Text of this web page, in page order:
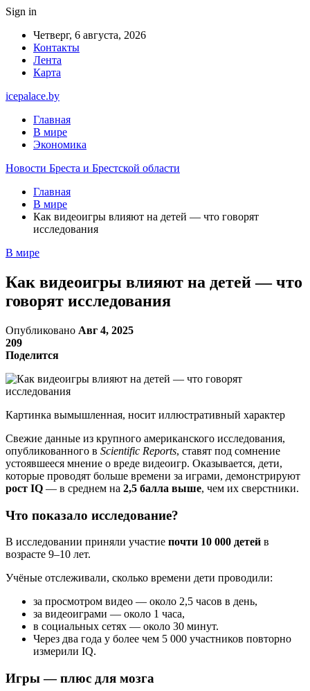
Sign in
Четверг, 6 августа, 2026
Контакты
Лента
Карта
icepalace.by
Главная
В мире
Экономика
Новости Бреста и Брестской области
Главная
В мире
Как видеоигры влияют на детей — что говорят
исследования
В мире
Как видеоигры влияют на детей — что
говорят исследования
Опубликовано Авг 4, 2025
209
Поделится
Картинка вымышленная, носит иллюстративный характер
Свежие данные из крупного американского исследования,
опубликованного в Scientific Reports, ставят под сомнение
устоявшееся мнение о вреде видеоигр. Оказывается, дети,
которые проводят больше времени за играми, демонстрируют
рост IQ — в среднем на 2,5 балла выше, чем их сверстники.
Что показало исследование?
В исследовании приняли участие почти 10 000 детей в
возрасте 9–10 лет.
Учёные отслеживали, сколько времени дети проводили:
за просмотром видео — около 2,5 часов в день,
за видеоиграми — около 1 часа,
в социальных сетях — около 30 минут.
Через два года у более чем 5 000 участников повторно
измерили IQ.
Игры — плюс для мозга